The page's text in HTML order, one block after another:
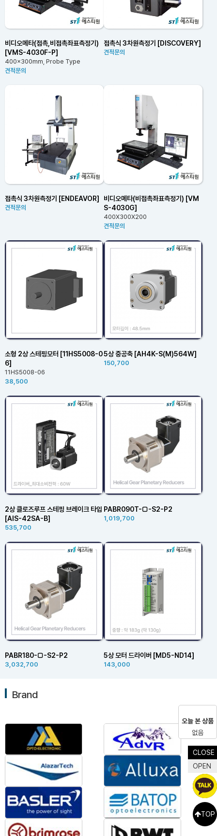
비디오메타(접촉,비접촉좌표측정기)
[VMS-4030F-P]
400x300mm, Probe Type
견적문의
접촉식 3차원측정기 [DISCOVERY]
견적문의
접촉식 3차원측정기 [ENDEAVOR]
견적문의
비디오메타(비접촉좌표측정기) [VM
S-4030G]
400X300X200
견적문의
소형 2상 스테핑모터 [11HS5008-0
6]
11HS5008-06
38,500
5상 중공축 [AH4K-S(M)564W]
150,700
2상 클로즈루프 스테핑 브레이크 타입
[AIS-42SA-B]
535,700
PABR090T-□-S2-P2
1,019,700
PABR180-□-S2-P2
3,032,700
5상 모터 드라이버 [MD5-ND14]
143,000
Brand
CLOSE
OPEN
오늘 본 상품
없음
TOP